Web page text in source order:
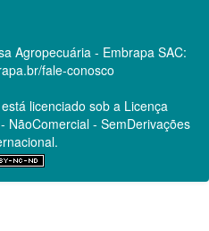
Agropecuária - Embrapa SAC:
fale-conosco
licenciado sob a Licença
NãoComercial - SemDerivações